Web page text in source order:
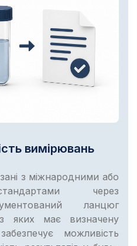
вимірювань
з міжнародними або
через
ланцюг
яких має визначену
можливість